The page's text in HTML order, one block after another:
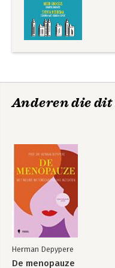
Anderen die dit
Herman Depypere
De menopauze